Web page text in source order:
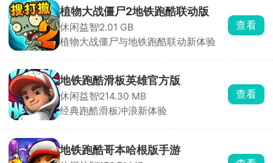
植物大战僵尸2地铁跑酷联动版
休闲益智2.01 GB
植物大战僵尸与地铁跑酷联动新体验
查看
地铁跑酷滑板英雄官方版
休闲益智214.30 MB
经典跑酷滑板冲浪新体验
查看
地铁跑酷哥本哈根版手游